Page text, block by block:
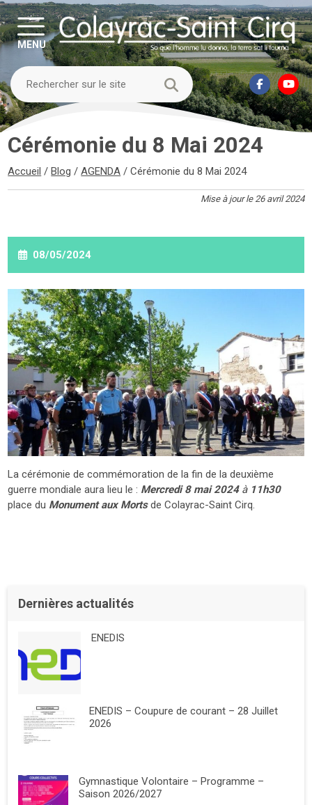
MENU
Cérémonie du 8 Mai 2024
Accueil /Blog /AGENDA /Cérémonie du 8 Mai 2024
Mise à jour le 26 avril 2024
08/05/2024
La cérémonie de commémoration de la fin de la deuxième
guerre mondiale aura lieu le : Mercredi 8 mai 2024à 11h30
place du Monument aux Mortsde Colayrac-Saint Cirq.
Dernières actualités
ENEDIS
ENEDIS – Coupure de courant – 28 Juillet
2026
Gymnastique Volontaire – Programme –
Saison 2026/2027